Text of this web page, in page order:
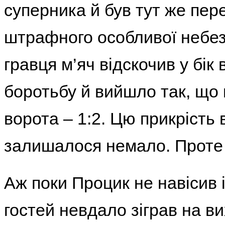
суперника й був тут же
штрафного особливої
гравця м’яч відскочив у
боротьбу й вийшло так, що
ворота ‒ 1:2. Цю
залишалося немало. Проте
Аж поки Процик не навісив
гостей невдало зіграв на